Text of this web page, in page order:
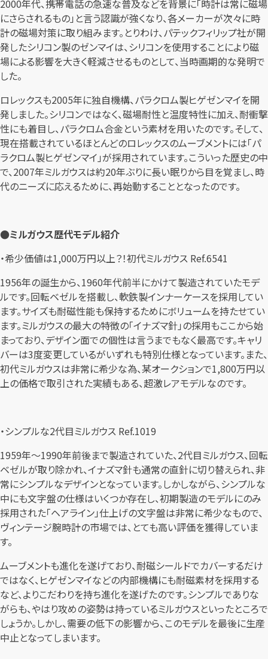
2000年代、携帯電話の急速な普及などを背景に「時計は常に磁場
にさらされるもの」と言う認識が強くなり、各メーカーが次々に時
計の磁場対策に取り組みます。とりわけ、パテックフィリップ社が開
発したシリコン製のゼンマイは、シリコンを使用することにより磁
場による影響を大きく軽減させるものとして、当時画期的な発明で
した。
ロレックスも2005年に独自機構、パラクロム製ヒゲゼンマイを開
発しました。シリコンではなく、磁場耐性と温度特性に加え、耐衝撃
性にも着目し、パラクロム合金という素材を用いたのです。そして、
現在搭載されているほとんどのロレックスのムーブメントには「パ
ラクロム製ヒゲゼンマイ」が採用されています。こういった歴史の中
で、2007年ミルガウスは約20年ぶりに長い眠りから目を覚まし、時
代のニーズに応えるために、再始動することとなったのです。
●ミルガウス歴代モデル紹介
・希少価値は1,000万円以上？！初代ミルガウス Ref.6541
1956年の誕生から、1960年代前半にかけて製造されていたモデ
ルです。回転ベゼルを搭載し、軟鉄製インナーケースを採用してい
ます。サイズも耐磁性能も保持するためにボリュームを持たせてい
ます。ミルガウスの最大の特徴の「イナズマ針」の採用もここから始
まっており、デザイン面での個性は言うまでもなく最高です。キャリ
バーは3度変更しているがいずれも特別仕様となっています。また、
初代ミルガウスは非常に希少な為、某オークションで1,800万円以
上の価格で取引された実績もある、超激レアモデルなのです。
・シンプルな2代目ミルガウス Ref.1019
1959年～1990年前後まで製造されていた、2代目ミルガウス、回転
ベゼルが取り除かれ、イナズマ針も通常の直針に切り替えられ、非
常にシンプルなデザインとなっています。しかしながら、シンプルな
中にも文字盤の仕様はいくつか存在し、初期製造のモデルにのみ
採用された「ヘアライン」仕上げの文字盤は非常に希少なもので、
ヴィンテージ腕時計の市場では、とても高い評価を獲得していま
す。
ムーブメントも進化を遂げており、耐磁シールドでカバーするだけ
ではなく、ヒゲゼンマイなどの内部機構にも耐磁素材を採用する
など、よりこだわりを持ち進化を遂げたのです。シンプルでありな
がらも、やはり攻めの姿勢は持っているミルガウスといったところで
しょうか。しかし、需要の低下の影響から、このモデルを最後に生産
中止となってしまいます。